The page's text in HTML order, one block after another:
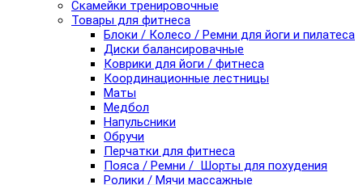
Скамейки тренировочные
Товары для фитнеса
Блоки / Колесо / Ремни для йоги и пилатеса
Диски балансировачные
Коврики для йоги / фитнеса
Координационные лестницы
Маты
Медбол
Напульсники
Обручи
Перчатки для фитнеса
Пояса / Ремни / Шорты для похудения
Ролики / Мячи массажные